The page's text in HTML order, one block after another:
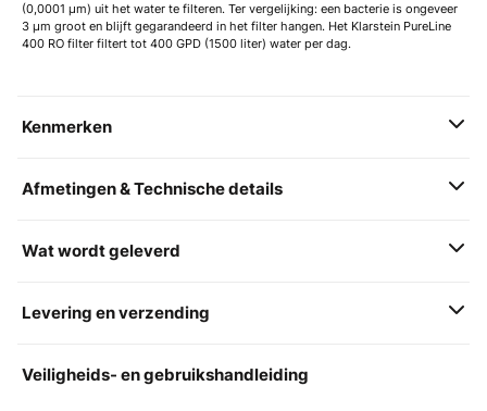
(0,0001 μm) uit het water te filteren. Ter vergelijking: een bacterie is ongeveer
3 μm groot en blijft gegarandeerd in het filter hangen. Het Klarstein PureLine
400 RO filter filtert tot 400 GPD (1500 liter) water per dag.
Kenmerken
Afmetingen & Technische details
Wat wordt geleverd
Levering en verzending
Veiligheids- en gebruikshandleiding